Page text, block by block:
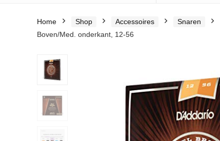
Home Shop Accessoires Snaren
Boven/Med. onderkant, 12-56